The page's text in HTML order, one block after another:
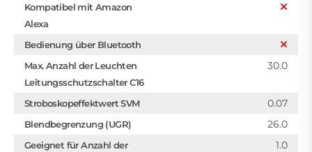
Kompatibel mit Amazon
Alexa
Bedienung über Bluetooth
Max. Anzahl der Leuchten
Leitungsschutzschalter C16
30.0
Stroboskopeffektwert SVM 0.07
Blendbegrenzung (UGR) 26.0
Geeignet für Anzahl der
1.0